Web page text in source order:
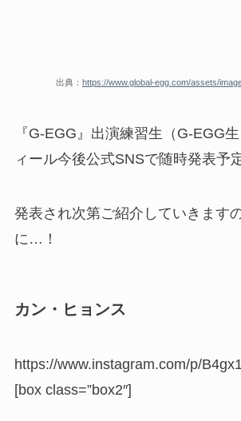
出典： https://www.global-egg.com/assets/
『G-EGG』出演練習生（G-EGG
ィール今後公式SNSで随時発表予定
発表され次第ご紹介していきます
に…！
カン・ヒョンス
https://www.instagram.com/p/
[box class=”box2″]